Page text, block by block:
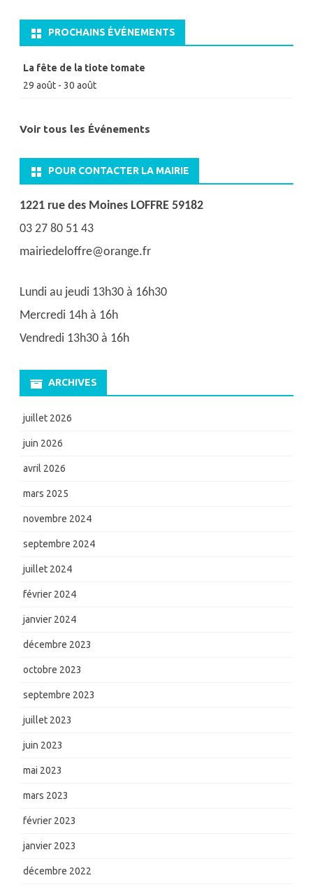
PROCHAINS ÉVÉNEMENTS
La fête de la tiote tomate
29 août - 30 août
Voir tous les Événements
POUR CONTACTER LA MAIRIE
1221 rue des Moines LOFFRE 59182
03 27 80 51 43
mairiedeloffre@orange.fr
Lundi au jeudi 13h30 à 16h30
Mercredi 14h à 16h
Vendredi 13h30 à 16h
ARCHIVES
juillet 2026
juin 2026
avril 2026
mars 2025
novembre 2024
septembre 2024
juillet 2024
février 2024
janvier 2024
décembre 2023
octobre 2023
septembre 2023
juillet 2023
juin 2023
mai 2023
mars 2023
février 2023
janvier 2023
décembre 2022